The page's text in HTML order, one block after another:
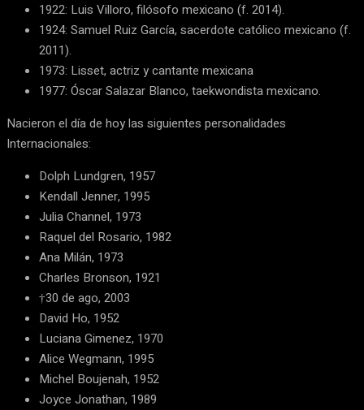
1922: Luis Villoro, filósofo mexicano (f. 2014).
1924: Samuel Ruiz García, sacerdote católico mexicano (f.
2011).
1973: Lisset, actriz y cantante mexicana
1977: Óscar Salazar Blanco, taekwondista mexicano.
Nacieron el día de hoy las siguientes personalidades
Internacionales:
Dolph Lundgren, 1957
Kendall Jenner, 1995
Julia Channel, 1973
Raquel del Rosario, 1982
Ana Milán, 1973
Charles Bronson, 1921
†30 de ago, 2003
David Ho, 1952
Luciana Gimenez, 1970
Alice Wegmann, 1995
Michel Boujenah, 1952
Joyce Jonathan, 1989